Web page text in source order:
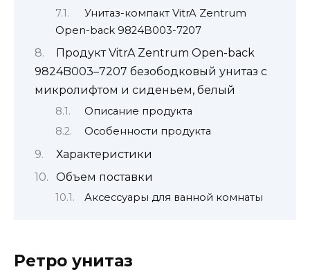
Унитаз-компакт VitrA Zentrum
Open-back 9824B003-7207
Продукт VitrA Zentrum Open-back
9824B003–7207 безободковый унитаз с
микролифтом и сиденьем, белый
Описание продукта
Особенности продукта
Характеристики
Объем поставки
Аксессуары для ванной комнаты
Ретро унитаз